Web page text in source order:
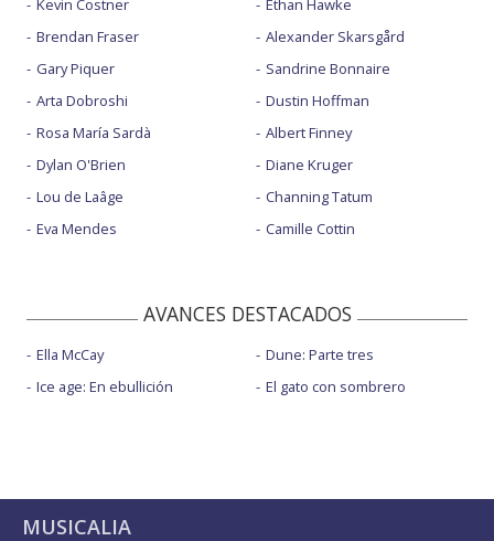
Brendan Fraser
Gary Piquer
Arta Dobroshi
Rosa María Sardà
Dylan O'Brien
Lou de Laâge
Eva Mendes
Alexander Skarsgård
Sandrine Bonnaire
Dustin Hoffman
Albert Finney
Diane Kruger
Channing Tatum
Camille Cottin
AVANCES DESTACADOS
Ella McCay
Ice age: En ebullición
Dune: Parte tres
El gato con sombrero
MUSICALIA